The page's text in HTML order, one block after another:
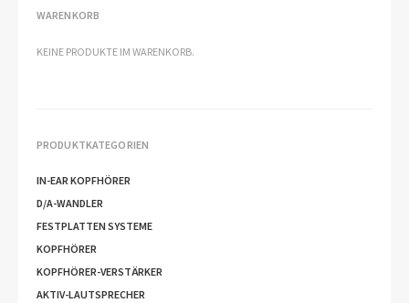
WARENKORB
KEINE PRODUKTE IM WARENKORB.
PRODUKTKATEGORIEN
IN-EAR KOPFHÖRER
D/A-WANDLER
FESTPLATTEN SYSTEME
KOPFHÖRER
KOPFHÖRER-VERSTÄRKER
AKTIV-LAUTSPRECHER